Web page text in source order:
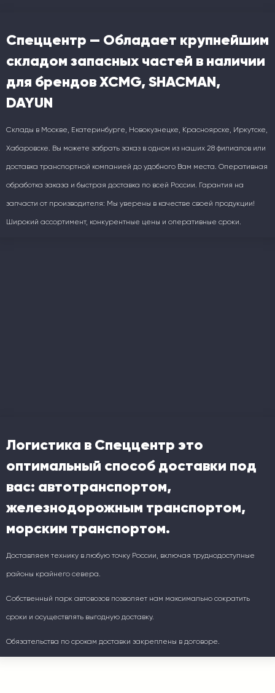
Спеццентр — Обладает крупнейшим
складом запасных частей в наличии
для брендов XCMG, SHACMAN,
DAYUN
Склады в Москве, Екатеринбурге, Новокузнецке, Красноярске, Иркутске,
Хабаровске. Вы можете забрать заказ в одном из наших 28 филиалов или
доставка транспортной компанией до удобного Вам места. Оперативная
обработка заказа и быстрая доставка по всей России. Гарантия на
запчасти от производителя: Мы уверены в качестве своей продукции!
Широкий ассортимент, конкурентные цены и оперативные сроки.
Логистика в Спеццентр это
оптимальный способ доставки под
вас: автотранспортом,
железнодорожным транспортом,
морским транспортом.
Доставляем технику в любую точку России, включая труднодоступные
районы крайнего севера.
Собственный парк автовозов позволяет нам максимально сократить
сроки и осуществлять выгодную доставку.
Обязательства по срокам доставки закреплены в договоре.